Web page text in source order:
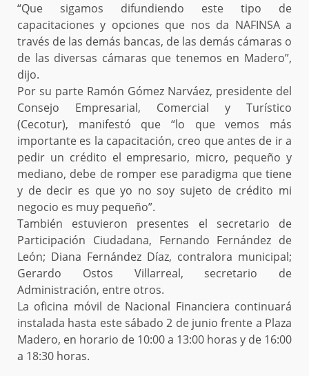
“Que sigamos difundiendo este tipo de
capacitaciones y opciones que nos da NAFINSA a
través de las demás bancas, de las demás cámaras o
de las diversas cámaras que tenemos en Madero”,
dijo.
Por su parte Ramón Gómez Narváez, presidente del
Consejo Empresarial, Comercial y Turístico
(Cecotur), manifestó que “lo que vemos más
importante es la capacitación, creo que antes de ir a
pedir un crédito el empresario, micro, pequeño y
mediano, debe de romper ese paradigma que tiene
y de decir es que yo no soy sujeto de crédito mi
negocio es muy pequeño”.
También estuvieron presentes el secretario de
Participación Ciudadana, Fernando Fernández de
León; Diana Fernández Díaz, contralora municipal;
Gerardo Ostos Villarreal, secretario de
Administración, entre otros.
La oficina móvil de Nacional Financiera continuará
instalada hasta este sábado 2 de junio frente a Plaza
Madero, en horario de 10:00 a 13:00 horas y de 16:00
a 18:30 horas.